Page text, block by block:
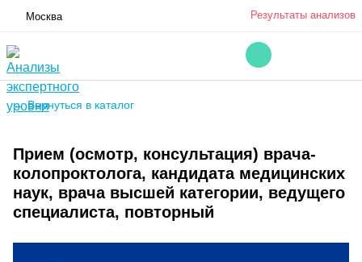
Москва Результаты анализов
← Вернуться в каталог
Прием (осмотр, консультация) врача-
колопроктолога, кандидата медицинских
наук, врача высшей категории, ведущего
специалиста, повторный